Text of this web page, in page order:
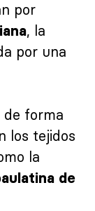
por
, la
por una
de forma
los tejidos
la
de